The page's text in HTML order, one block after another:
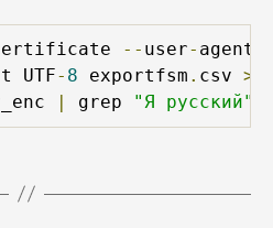
записи
-- user- agent
t UTF- 8 exportfsm . csv >
| grep "Я русский"